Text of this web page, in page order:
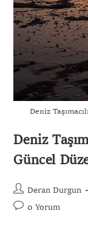
Deniz
Deniz
Güncel
Deran Durgun
0 Yorum